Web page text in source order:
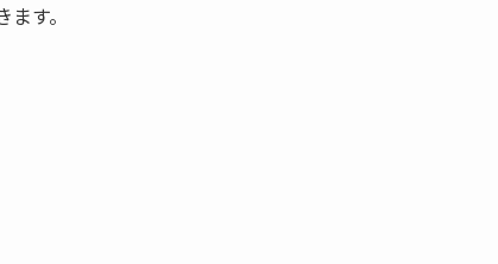
す。